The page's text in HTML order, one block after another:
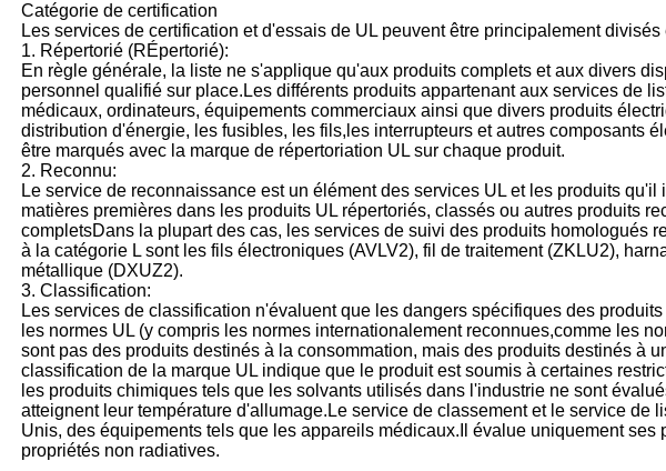
Catégorie de certification
Les services de certification et d'essais de UL peuvent être principalement
1. Répertorié (RÉpertorié):
En règle générale, la liste ne s'applique qu'aux produits complets et aux divers
personnel qualifié sur place.Les différents produits appartenant aux services de
médicaux, ordinateurs, équipements commerciaux ainsi que divers produits
distribution d'énergie, les fusibles, les fils,les interrupteurs et autres composants
être marqués avec la marque de répertoriation UL sur chaque produit.
2. Reconnu:
Le service de reconnaissance est un élément des services UL et les produits
matières premières dans les produits UL répertoriés, classés ou autres produits
completsDans la plupart des cas, les services de suivi des produits homologués
à la catégorie L sont les fils électroniques (AVLV2), fil de traitement (ZKLU2),
métallique (DXUZ2).
3. Classification:
Les services de classification n'évaluent que les dangers spécifiques des
les normes UL (y compris les normes internationalement reconnues,comme les
sont pas des produits destinés à la consommation, mais des produits destinés à
classification de la marque UL indique que le produit est soumis à certaines
les produits chimiques tels que les solvants utilisés dans l'industrie ne sont
atteignent leur température d'allumage.Le service de classement et le service de
Unis, des équipements tels que les appareils médicaux.Il évalue uniquement
propriétés non radiatives.